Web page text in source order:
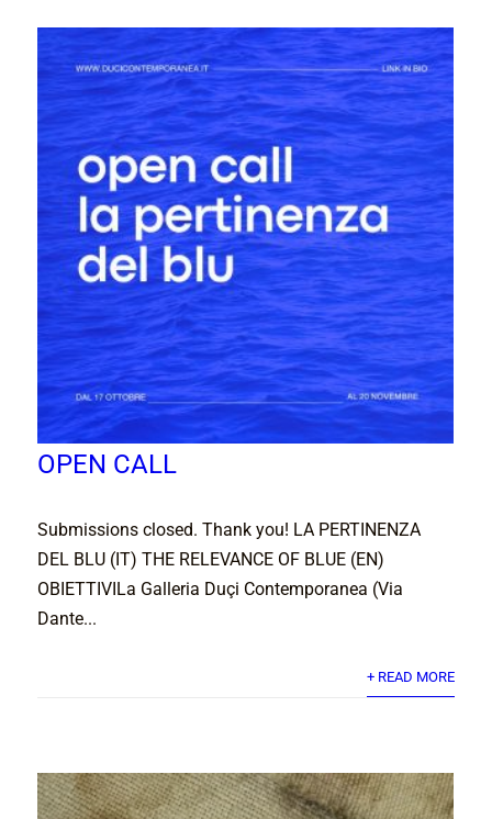
OPEN CALL
Submissions closed. Thank you! LA PERTINENZA
DEL BLU (IT) THE RELEVANCE OF BLUE (EN)
OBIETTIVILa Galleria Duçi Contemporanea (Via
Dante...
+ READ MORE